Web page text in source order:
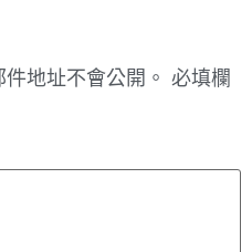
地址不會公開。 必填欄